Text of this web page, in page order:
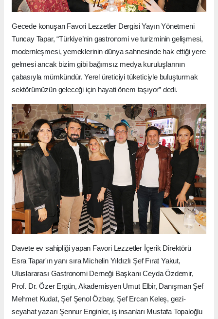
Gecede konuşan Favori Lezzetler Dergisi Yayın Yönetmeni
Tuncay Tapar, “Türkiye’nin gastronomi ve turizminin gelişmesi,
modernleşmesi, yemeklerinin dünya sahnesinde hak ettiği yere
gelmesi ancak bizim gibi bağımsız medya kuruluşlarının
çabasıyla mümkündür. Yerel üreticiyi tüketiciyle buluşturmak
sektörümüzün geleceği için hayati önem taşıyor” dedi.
Davete ev sahipliği yapan Favori Lezzetler İçerik Direktörü
Esra Tapar'ın yanı sıra Michelin Yıldızlı Şef Fırat Yakut,
Uluslararası Gastronomi Derneği Başkanı Ceyda Özdemir,
Prof. Dr. Özer Ergün, Akademisyen Umut Elbir, Danışman Şef
Mehmet Kudat, Şef Şenol Özbay, Şef Ercan Keleş, gezi-
seyahat yazarı Şennur Enginler, iş insanları Mustafa Topaloğlu